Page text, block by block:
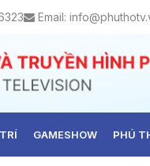
Email:
GAMESHOW PHÚ